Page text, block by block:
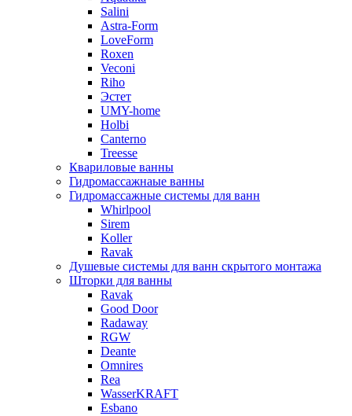
Salini
Astra-Form
LoveForm
Roxen
Veconi
Riho
Эстет
UMY-home
Holbi
Canterno
Treesse
Квариловые ванны
Гидромассажнаые ванны
Гидромассажные системы для ванн
Whirlpool
Sirem
Koller
Ravak
Душевые системы для ванн скрытого монтажа
Шторки для ванны
Ravak
Good Door
Radaway
RGW
Deante
Omnires
Rea
WasserKRAFT
Esbano